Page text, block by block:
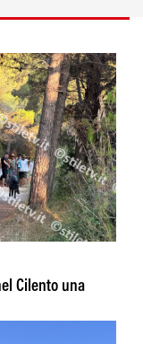
Cilento una